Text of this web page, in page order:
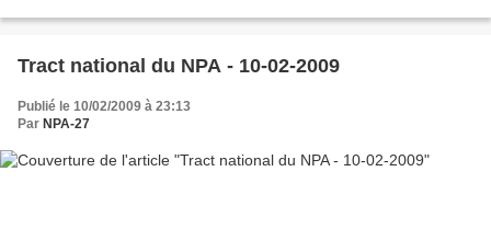
Tract national du NPA - 10-02-2009
Publié le 10/02/2009 à 23:13
Par NPA-27